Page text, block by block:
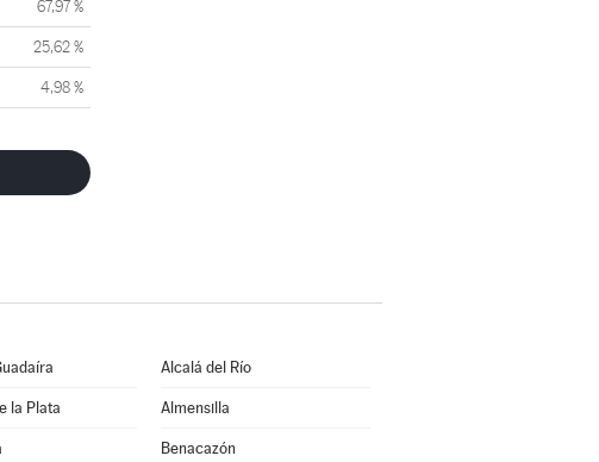
67,97 %
25,62 %
4,98 %
Alcalá del Río
la Plata Almensilla
Benacazón